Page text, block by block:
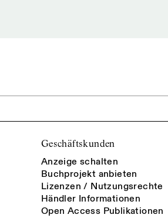
Geschäftskunden
Anzeige schalten
Buchprojekt anbieten
Lizenzen / Nutzungsrechte
Händler Informationen
Open Access Publikationen